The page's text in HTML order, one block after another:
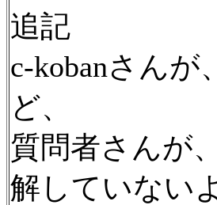
追記
c-kobanさん
ど、
質問者さんが
解していない